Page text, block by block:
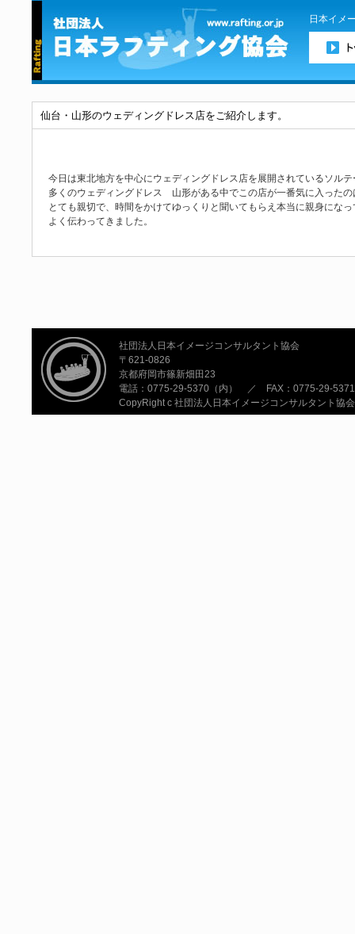
日本イメ
仙台・山形のウェディングドレス店をご紹介します。
今日は東北地方を中心にウェディングドレス店を展開されているソルテ
多くのウェディングドレス 山形がある中でこの店が一番気に入ったの
とても親切で、時間をかけてゆっくりと聞いてもらえ本当に親身にな
よく伝わってきました。
社団法人日本イメージコンサルタント協会
〒621-0826
京都府岡市篠新畑田23
電話：0775-29-5370（内） ／ FAX：0775-29-5371
CopyRight c 社団法人日本イメージコンサルタント協